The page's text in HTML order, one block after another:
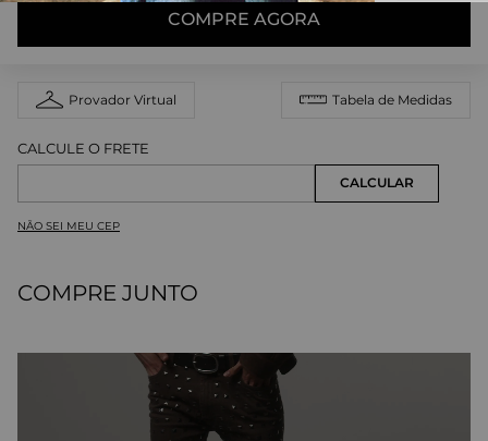
COMPRE AGORA
Provador Virtual Tabela de Medidas
NÃO SEI MEU CEP
COMPRE JUNTO